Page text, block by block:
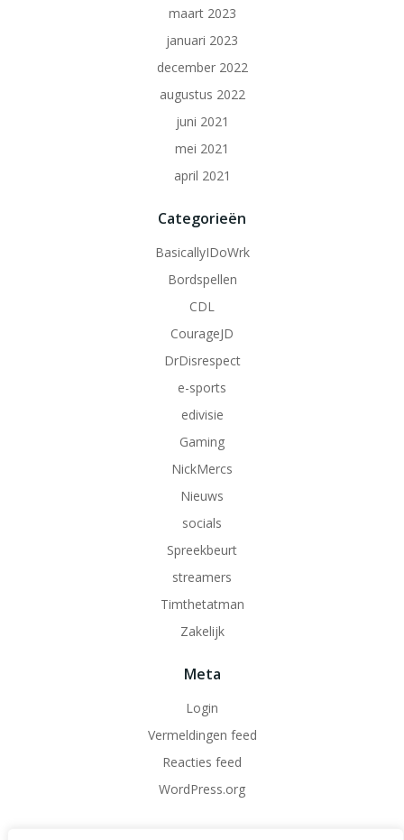
maart 2023
januari 2023
december 2022
augustus 2022
juni 2021
mei 2021
april 2021
Categorieën
BasicallyIDoWrk
Bordspellen
CDL
CourageJD
DrDisrespect
e-sports
edivisie
Gaming
NickMercs
Nieuws
socials
Spreekbeurt
streamers
Timthetatman
Zakelijk
Meta
Login
Vermeldingen feed
Reacties feed
WordPress.org